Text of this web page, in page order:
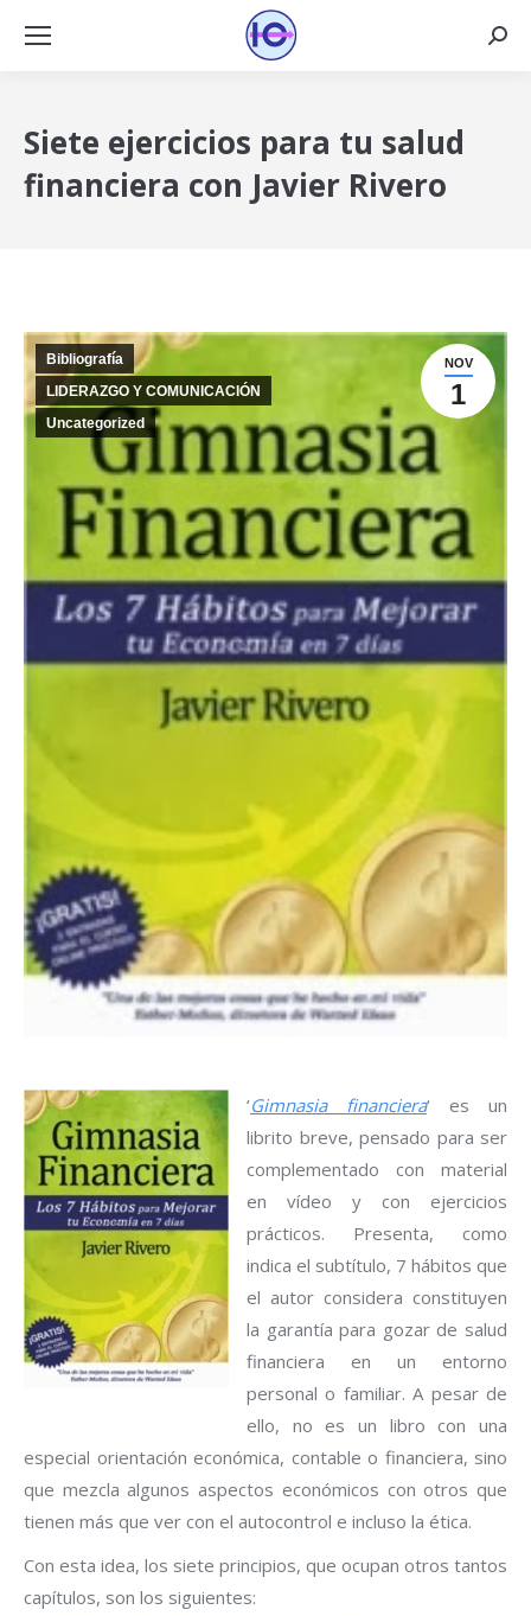
Siete ejercicios para tu salud
financiera con Javier Rivero
NOV
1
Bibliografía
LIDERAZGO Y COMUNICACIÓN
Uncategorized
‘Gimnasia financiera‘ es un
librito breve, pensado para ser
complementado con material
en vídeo y con ejercicios
prácticos. Presenta, como
indica el subtítulo, 7 hábitos que
el autor considera constituyen
la garantía para gozar de salud
financiera en un entorno
personal o familiar. A pesar de
ello, no es un libro con una
especial orientación económica, contable o financiera, sino
que mezcla algunos aspectos económicos con otros que
tienen más que ver con el autocontrol e incluso la ética.
Con esta idea, los siete principios, que ocupan otros tantos
capítulos, son los siguientes: